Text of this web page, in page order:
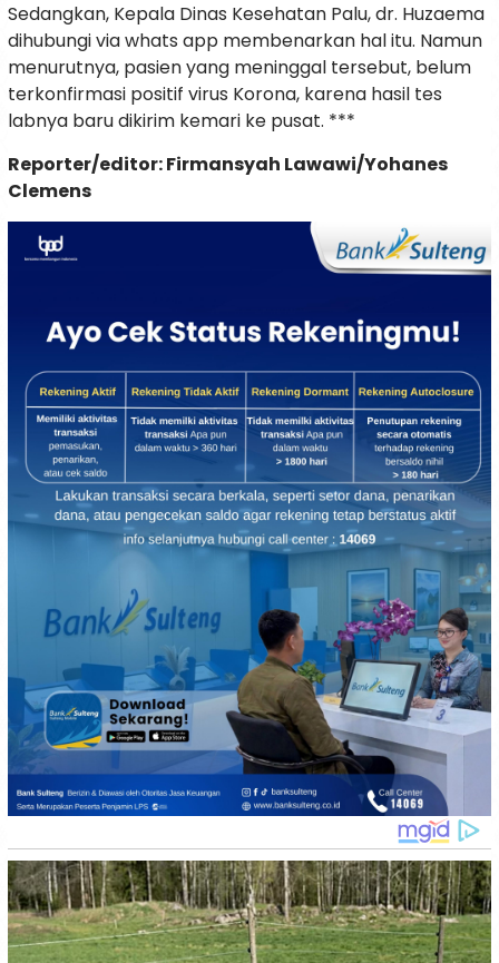
Sedangkan, Kepala Dinas Kesehatan Palu, dr. Huzaema
dihubungi via whats app membenarkan hal itu. Namun
menurutnya, pasien yang meninggal tersebut, belum
terkonfirmasi positif virus Korona, karena hasil tes
labnya baru dikirim kemari ke pusat. ***
Reporter/editor: Firmansyah Lawawi/Yohanes
Clemens